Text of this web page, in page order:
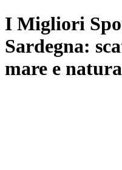
I Migliori
Sardegna:
mare e natura